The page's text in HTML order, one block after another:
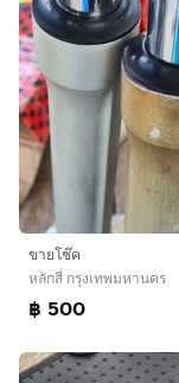
ขายโช๊ค
หลักสี่ กรุงเทพมหานคร
฿ 500